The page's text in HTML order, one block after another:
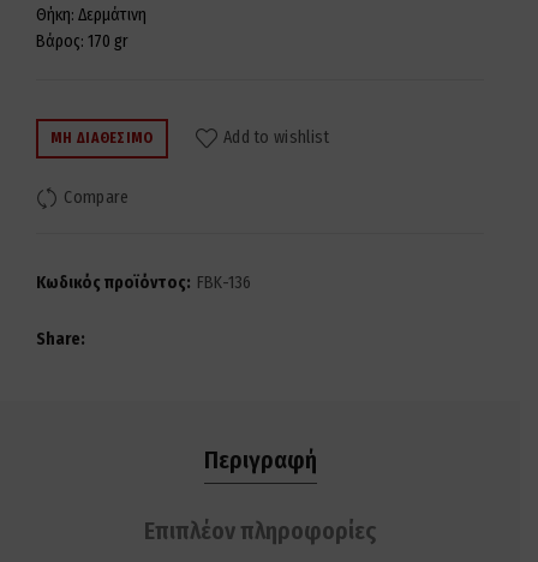
Θήκη: Δερμάτινη
Βάρος: 170 gr
ΜΗ ΔΙΑΘΈΣΙΜΟ Add to wishlist
Compare
Κωδικός προϊόντος: FBK-136
Share
Περιγραφή
Επιπλέον πληροφορίες